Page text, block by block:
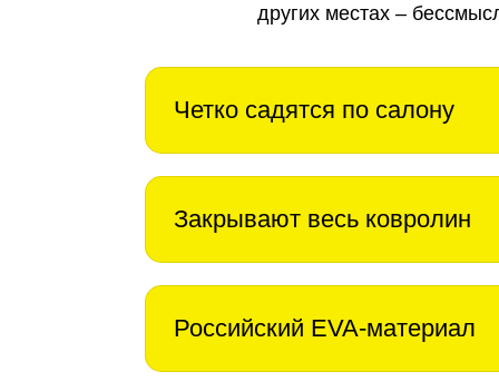
других местах –
Четко садятся по салону
Закрывают весь ковролин
Российский EVA-материал